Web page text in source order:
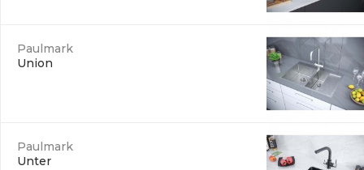
Paulmark
Union
Paulmark
Unter